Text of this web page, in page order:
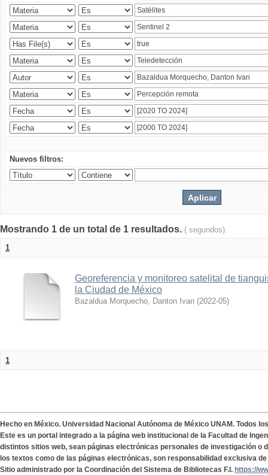
Nuevos filtros:
Mostrando 1 de un total de 1 resultados. ( segundos)
1
Georeferencia y monitoreo satelital de
la Ciudad de México
Bazaldua Morquecho, Danton Ivan (2022-05)
1
Hecho en México. Universidad Nacional Autónoma de México UNAM. Todos
Este es un portal integrado a la página web institucional de la Facultad de
distintos sitios web, sean páginas electrónicas personales de investigación o
los textos como de las páginas electrónicas, son responsabilidad exclusiva
Sitio administrado por la Coordinación del Sistema de Bibliotecas F.I. https://